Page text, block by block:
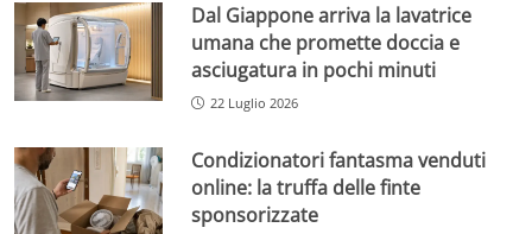
Dal Giappone arriva la lavatrice
umana che promette doccia e
asciugatura in pochi minuti
22 Luglio 2026
Condizionatori fantasma venduti
online: la truffa delle finte
sponsorizzate